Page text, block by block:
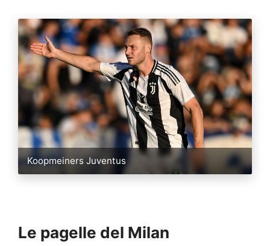
Koopmeiners Juventus
Le pagelle del Milan